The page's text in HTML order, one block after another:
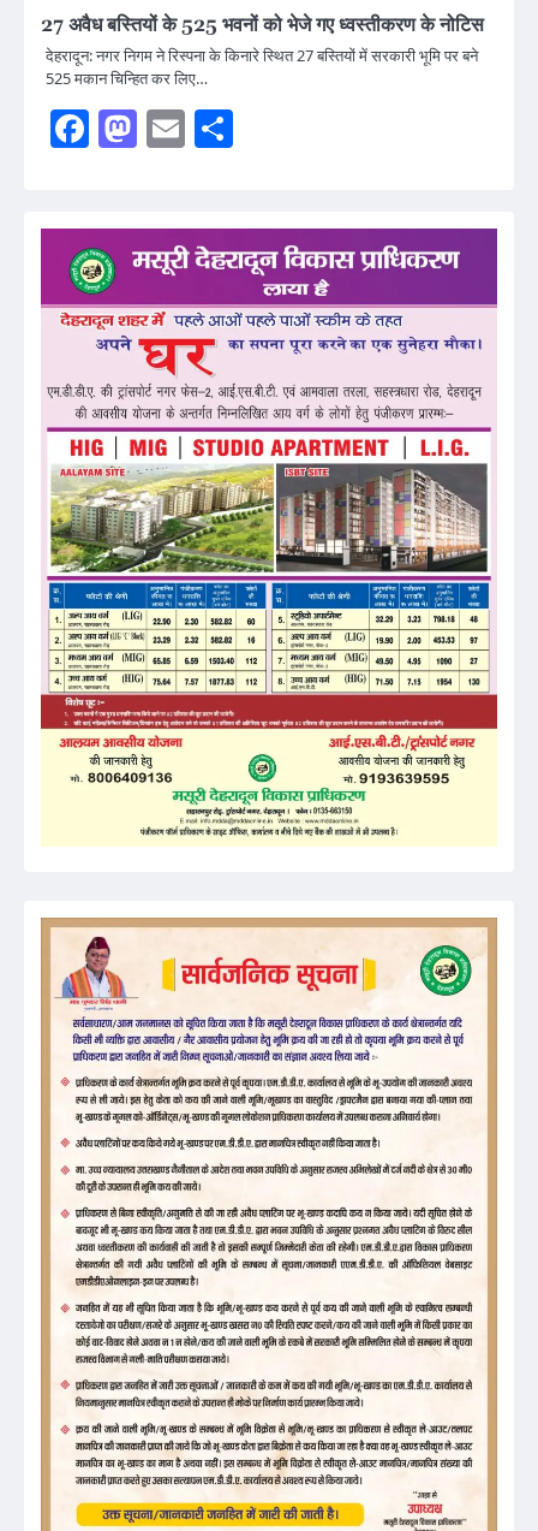
27 अवैध बस्तियों के 525 भवनों को भेजे गए ध्वस्तीकरण के नोटिस
देहरादून: नगर निगम ने रिस्पना के किनारे स्थित 27 बस्तियों में सरकारी भूमि पर बने
525 मकान चिन्हित कर लिए…
Facebook
Mastodon
Email